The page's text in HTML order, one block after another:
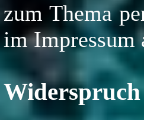
zum Thema
im Impressum
Widerspruch